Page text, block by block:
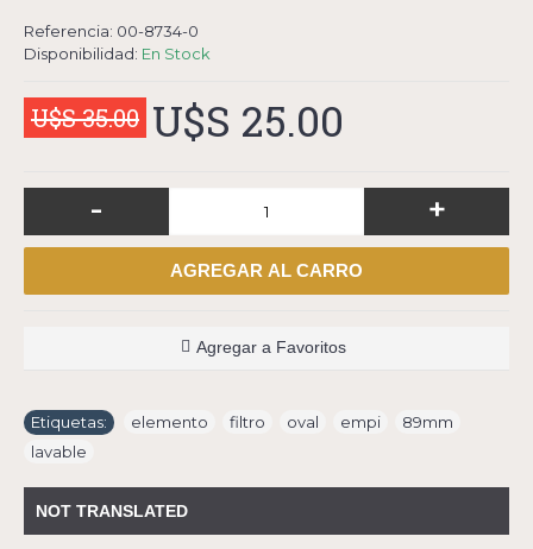
Referencia: 00-8734-0
Disponibilidad: En Stock
U$S 35.00 U$S 25.00
- +
AGREGAR AL CARRO
Agregar a Favoritos
Etiquetas: elemento filtro oval empi 89mm
lavable
NOT TRANSLATED